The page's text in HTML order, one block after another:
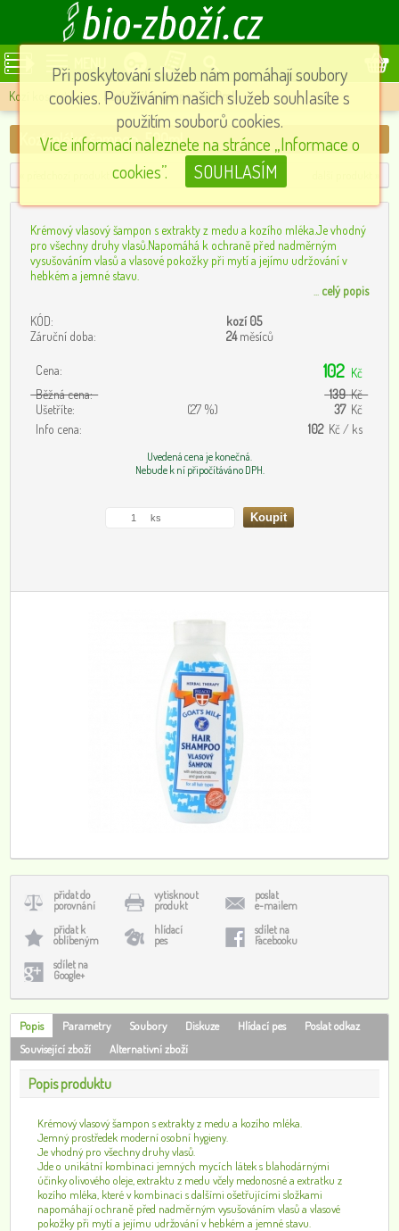
MENU
Kozí kosmetika » Kozí mléko šampon, 500ml
Kozí mléko šampon, 500ml
Krémový vlasový šampon s extrakty z medu a kozího mléka.Je vhodný
pro všechny druhy vlasů.Napomáhá k ochraně před nadměrným
vysušováním vlasů a vlasové pokožky při mytí a jejímu udržování v
hebkém a jemné stavu.
celý popis
KÓD:
kozí 05
Záruční doba:
24měsíců
Cena: 102 Kč
Běžná cena:
139Kč
Ušetříte:
(27 %) 37 Kč
Info cena:
102 Kč / ks
Uvedená cena je konečná.
Nebude k ní připočítáváno DPH.
přidat do
porovnání
vytisknout
produkt
poslat
e-mailem
přidat k
oblíbeným
hlídací
pes
sdílet na
Facebooku
sdílet na
Google+
Popis Parametry Soubory Diskuze Hlídací pes
Poslat odkaz
Související zboží
Alternativní zboží
Popis produktu
Krémový vlasový šampon s extrakty z medu a kozího mléka.
Jemný prostředek moderní osobní hygieny.
Je vhodný pro všechny druhy vlasů.
Jde o unikátní kombinaci jemných mycích látek s blahodárnými
účinky olivového oleje, extraktu z medu včely medonosné a extratku z
kozího mléka, které v kombinaci s dalšími ošetřujícími složkami
napomáhají ochraně před nadměrným vysušováním vlasů a vlasové
pokožky při mytí a jejímu udržování v hebkém a jemné stavu.
Při poskytování služeb nám pomáhají soubory
cookies. Používáním našich služeb souhlasíte s
použitím souborů cookies.
Více informací naleznete na stránce „Informace o
cookies”.
SOUHLASÍM